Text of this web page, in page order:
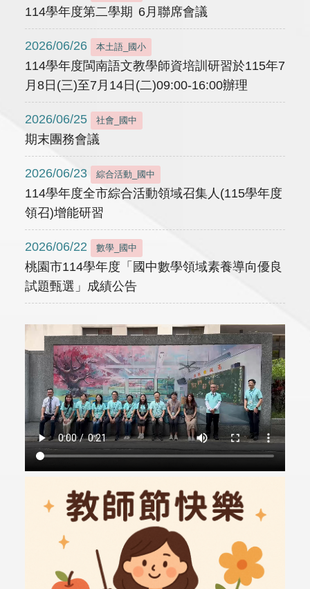
114學年度第二學期 6月聯席會議
2026/06/26 本土語_國小
114學年度閩南語文教學師資培訓研習於115年7
月8日(三)至7月14日(二)09:00-16:00辦理
2026/06/25 社會_國中
期末團務會議
2026/06/23 綜合活動_國中
114學年度全市綜合活動領域召集人(115學年度
領召)增能研習
2026/06/22 數學_國中
桃園市114學年度「國中數學領域素養導向優良
試題甄選」成績公告